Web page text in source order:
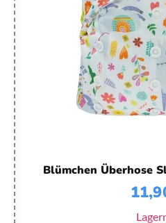
Blümchen Überhose